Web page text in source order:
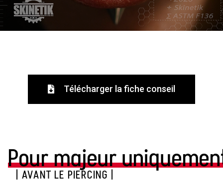
Télécharger la fiche conseil
Pour majeur
| AVANT LE PIERCING |